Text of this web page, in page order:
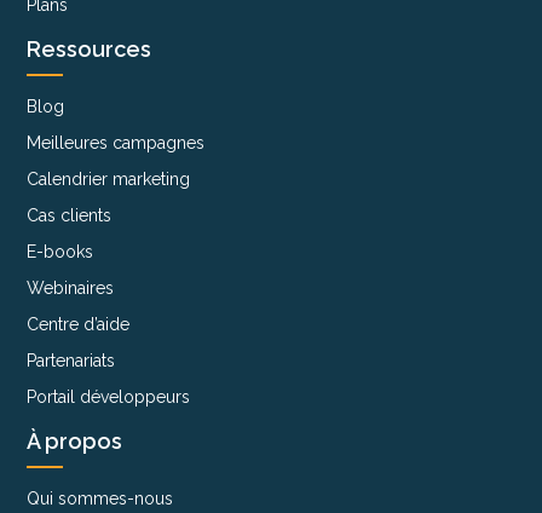
Plans
Ressources
Blog
Meilleures campagnes
Calendrier marketing
Cas clients
E-books
Webinaires
Centre d’aide
Partenariats
Portail développeurs
À propos
Qui sommes-nous